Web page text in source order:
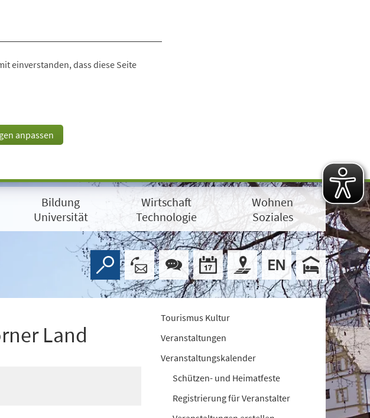
einverstanden, dass diese Seite
anpassen
Bildung
Universität
Wirtschaft
Technologie
Wohnen
Soziales
Land
Tourismus Kultur
Veranstaltungen
Veranstaltungskalender
Schützen- und Heimatfeste
Registrierung für Veranstalter